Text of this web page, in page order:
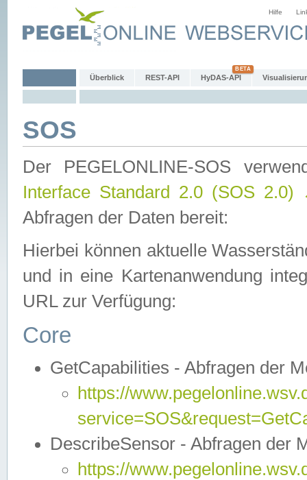
Hilfe
Überblick REST-API HyDAS-API
SOS
Der PEGELONLINE-SOS
Interface Standard 2.0 (SOS 2.0)
Abfragen der Daten bereit:
Hierbei können aktuelle
und in eine Kartenanwendung
URL zur Verfügung:
Core
GetCapabilities - Abfragen der
https://
DescribeSensor - Abfragen der
https://